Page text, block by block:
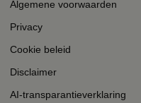
Algemene voorwaarden
Privacy
Cookie beleid
Disclaimer
AI-transparantieverklaring